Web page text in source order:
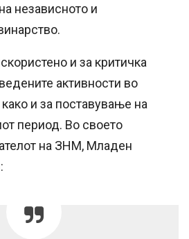
независното и
и за критичка
активности во
и за поставување на
период. Во своето
на ЗНМ, Младен